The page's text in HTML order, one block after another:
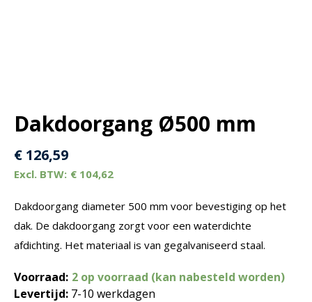
Dakdoorgang Ø500 mm
€ 126,59
€ 104,62
Dakdoorgang diameter 500 mm voor bevestiging op het
dak. De dakdoorgang zorgt voor een waterdichte
afdichting. Het materiaal is van gegalvaniseerd staal.
Voorraad: 2 op voorraad (kan nabesteld worden)
Levertijd: 7-10 werkdagen